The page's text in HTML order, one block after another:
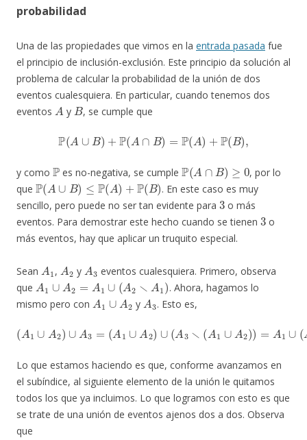
probabilidad
Una de las propiedades que vimos en la entrada pasada fue
el principio de inclusión-exclusión. Este principio da solución al
problema de calcular la probabilidad de la unión de dos
eventos cualesquiera. En particular, cuando tenemos dos
eventos
A
y
B
, se cumple que
P A∪ B )+P (A∩ B) A) +P B ,
y como
P
es no-negativa, se cumple
P (A∩ )≥0
, por lo
que
P(A∪ B)≤P A)+P(B)
. En este caso es muy
sencillo, pero puede no ser tan evidente para
3
o más
eventos. Para demostrar este hecho cuando se tienen
3
o
más eventos, hay que aplicar un truquito especial.
Sean
A
,
A
y
A
eventos cualesquiera. Primero, observa
que
A1∪ A2=A1∪(A2∖A1)
. Ahora, hagamos lo
mismo pero con
A1 ∪ A2
y
A3
. Esto es,
( 1 ∪A 2 ∪ A 3
( A ∪A 2 ∪ A 3 1 ∪ 2) = A 1 ∪( A ∖ A1) ( A 3∖ (A A
).
Lo que estamos haciendo es que, conforme avanzamos en
el subíndice, al siguiente elemento de la unión le quitamos
todos los que ya incluimos. Lo que logramos con esto es que
se trate de una unión de eventos ajenos dos a dos. Observa
que